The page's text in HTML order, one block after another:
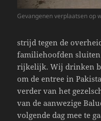
Gevangenen verplaatsen op
strijd tegen de
familiehoofden
rijkelijk. Wij drinken
om de entree in
verder van het
van de aanwezige
volgende dag mee te